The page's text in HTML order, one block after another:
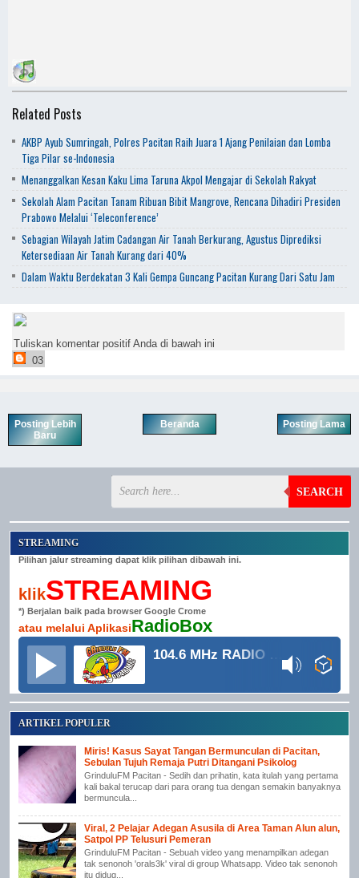
Related Posts
AKBP Ayub Sumringah, Polres Pacitan Raih Juara 1 Ajang Penilaian dan Lomba
Tiga Pilar se-Indonesia
Menanggalkan Kesan Kaku Lima Taruna Akpol Mengajar di Sekolah Rakyat
Sekolah Alam Pacitan Tanam Ribuan Bibit Mangrove, Rencana Dihadiri Presiden
Prabowo Melalui ‘Teleconference’
Sebagian Wilayah Jatim Cadangan Air Tanah Berkurang, Agustus Diprediksi
Ketersediaan Air Tanah Kurang dari 40%
Dalam Waktu Berdekatan 3 Kali Gempa Guncang Pacitan Kurang Dari Satu Jam
Tuliskan komentar positif Anda di bawah ini
03
Posting Lebih
Baru
Posting Lama
Beranda
SEARCH
STREAMING
Pilihan jalur streaming dapat klik pilihan dibawah ini.
klikSTREAMING
*) Berjalan baik pada browser Google Crome
atau melalui AplikasiRadioBox
104.6 MHz RADIO GRINDULU FM
ARTIKEL POPULER
Miris! Kasus Sayat Tangan Bermunculan di Pacitan,
Sebulan Tujuh Remaja Putri Ditangani Psikolog
GrinduluFM Pacitan - Sedih dan prihatin, kata itulah yang pertama
kali bakal terucap dari para orang tua dengan semakin banyaknya
bermuncula...
Viral, 2 Pelajar Adegan Asusila di Area Taman Alun alun,
Satpol PP Telusuri Pemeran
GrinduluFM Pacitan - Sebuah video yang menampilkan adegan
tak senonoh 'orals3k' viral di group Whatsapp. Video tak senonoh
itu didug...